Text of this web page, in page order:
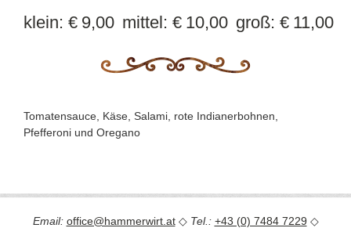
klein: € 9,00 mittel: € 10,00 groß: € 11,00
Tomatensauce, Käse, Salami, rote Indianerbohnen,
Pfefferoni und Oregano
Email: office@hammerwirt.at◇ Tel.: +43 (0) 7484 7229 ◇